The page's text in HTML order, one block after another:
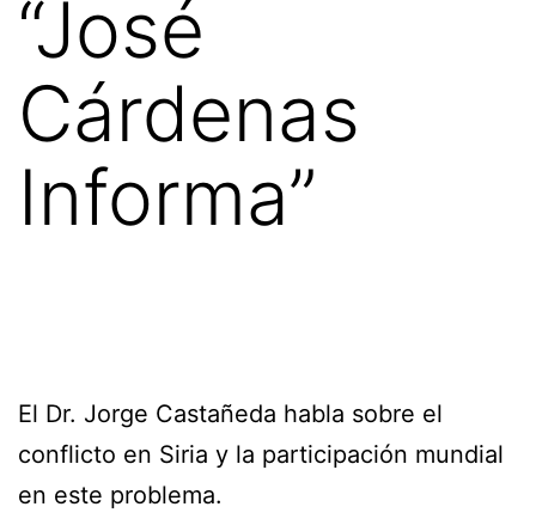
“José
Cárdenas
Informa”
El Dr. Jorge Castañeda habla sobre el
conflicto en Siria y la participación mundial
en este problema.